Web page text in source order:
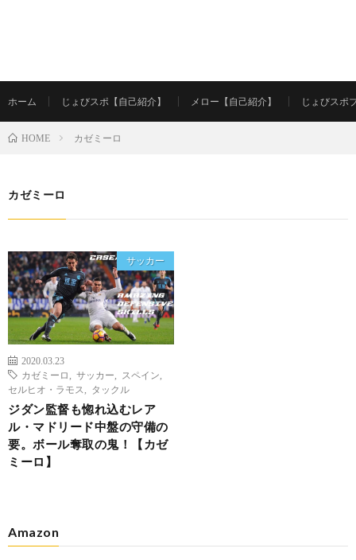
ホーム じょびスポ【自己紹介】 メロー【自己紹介】 じょびスポ
HOME カゼミーロ
カゼミーロ
サッカー
2020.03.23
カゼミーロ
サッカー スペイン
セルヒオ・ラモス
タックル
ジダン監督も惚れ込むレア
ル・マドリード中盤の守備の
要。ボール奪取の鬼！【カゼ
ミーロ】
Amazon